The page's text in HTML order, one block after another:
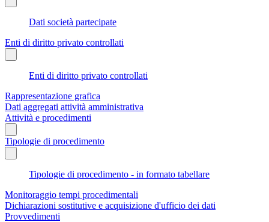
Dati società partecipate
Enti di diritto privato controllati
Enti di diritto privato controllati
Rappresentazione grafica
Dati aggregati attività amministrativa
Attività e procedimenti
Tipologie di procedimento
Tipologie di procedimento - in formato tabellare
Monitoraggio tempi procedimentali
Dichiarazioni sostitutive e acquisizione d'ufficio dei dati
Provvedimenti